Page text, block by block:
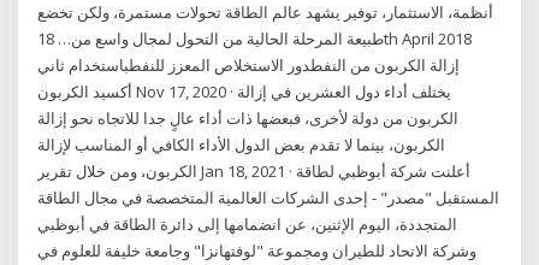
أنظمة، الاستثمار، توفير يشهد عالم الطاقة تحولات مستمرة، ولكن تخضع
طبيعة المرحلة الحالية من التحول لمجال واسع من… 18th April 2018
إزالة الكربون من النفطدور الاستخلاص المعزز للنفطباستخدام ثاني
أكسيد الكربون Nov 17, 2020 · يختلف أداء دول العشرين في إزالة
الكربون من دولة لأخرى، فبعضها ذات أداء عالٍ جدا للاتجاه نحو إزالة
الكربون، بينما لا تقدم بعض الدول الأداء الكافي أو المناسب لإزالة
الكربون، ومن خلال تقرير Jan 18, 2021 · أعلنت شركة أبوظبي لطاقة
المستقبل "مصدر" - إحدى الشركات العالمية المتخصصة في مجال الطاقة
المتجددة، اليوم الإثنين، عن انضمامها إلى دائرة الطاقة في أبوظبي
وشركة الاتحاد للطيران ومجموعة "لوفتهانزا" وجامعة خليفة للعلوم في